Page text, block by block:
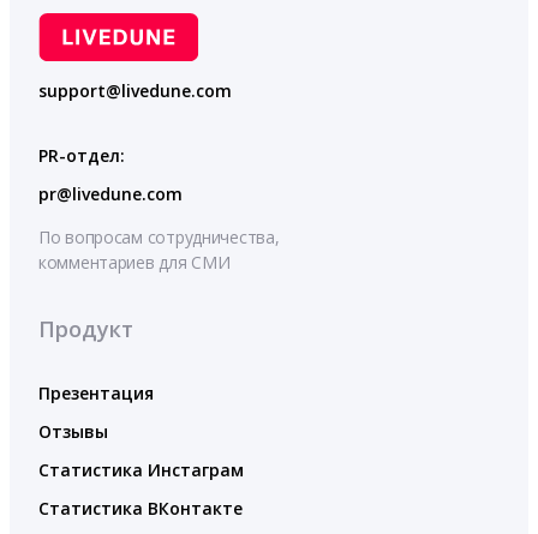
support@livedune.com
PR-отдел:
pr@livedune.com
По вопросам сотрудничества,
комментариев для СМИ
Продукт
Презентация
Отзывы
Статистика Инстаграм
Статистика ВКонтакте